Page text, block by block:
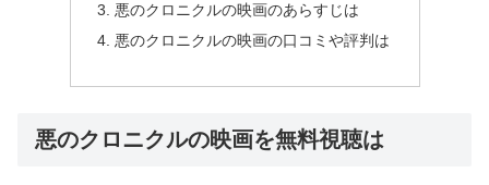
悪のクロニクルの映画のあらすじは
悪のクロニクルの映画の口コミや評判は
悪のクロニクルの映画を無料視聴は